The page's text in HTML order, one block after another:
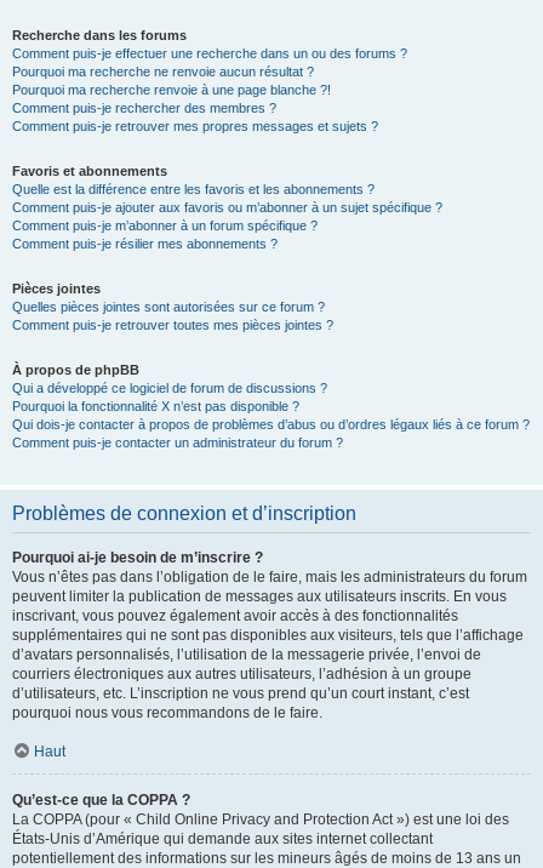
Recherche dans les forums
Comment puis-je effectuer une recherche dans un ou des forums ?
Pourquoi ma recherche ne renvoie aucun résultat ?
Pourquoi ma recherche renvoie à une page blanche ?!
Comment puis-je rechercher des membres ?
Comment puis-je retrouver mes propres messages et sujets ?
Favoris et abonnements
Quelle est la différence entre les favoris et les abonnements ?
Comment puis-je ajouter aux favoris ou m’abonner à un sujet spécifique ?
Comment puis-je m’abonner à un forum spécifique ?
Comment puis-je résilier mes abonnements ?
Pièces jointes
Quelles pièces jointes sont autorisées sur ce forum ?
Comment puis-je retrouver toutes mes pièces jointes ?
À propos de phpBB
Qui a développé ce logiciel de forum de discussions ?
Pourquoi la fonctionnalité X n’est pas disponible ?
Qui dois-je contacter à propos de problèmes d’abus ou d’ordres légaux liés à ce forum ?
Comment puis-je contacter un administrateur du forum ?
Problèmes de connexion et d’inscription
Pourquoi ai-je besoin de m’inscrire ?
Vous n’êtes pas dans l’obligation de le faire, mais les administrateurs du forum
peuvent limiter la publication de messages aux utilisateurs inscrits. En vous
inscrivant, vous pouvez également avoir accès à des fonctionnalités
supplémentaires qui ne sont pas disponibles aux visiteurs, tels que l’affichage
d’avatars personnalisés, l’utilisation de la messagerie privée, l’envoi de
courriers électroniques aux autres utilisateurs, l’adhésion à un groupe
d’utilisateurs, etc. L’inscription ne vous prend qu’un court instant, c’est
pourquoi nous vous recommandons de le faire.
Haut
Qu’est-ce que la COPPA ?
La COPPA (pour « Child Online Privacy and Protection Act ») est une loi des
États-Unis d’Amérique qui demande aux sites internet collectant
potentiellement des informations sur les mineurs âgés de moins de 13 ans un